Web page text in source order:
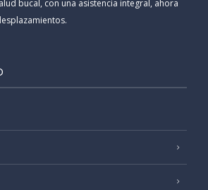
bucal, con una asistencia integral, ahora